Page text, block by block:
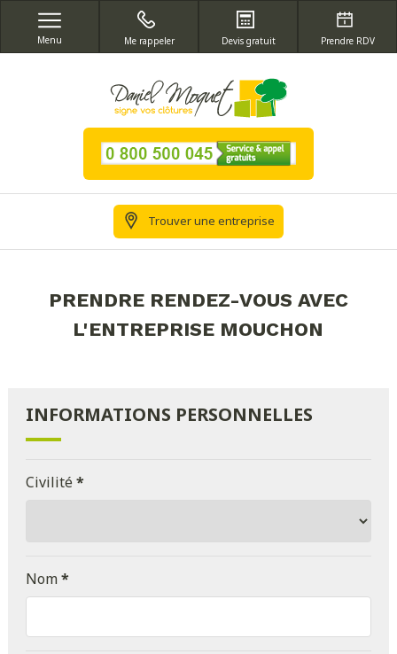
Menu Me rappeler Devis gratuit Prendre RDV
Trouver une entreprise
PRENDRE RENDEZ-VOUS AVEC
L'ENTREPRISE MOUCHON
INFORMATIONS PERSONNELLES
Civilité*
Nom*